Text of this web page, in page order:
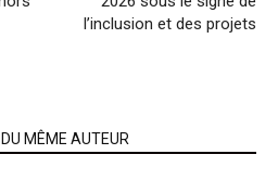
l’inclusion et des projets
DU MÊME AUTEUR